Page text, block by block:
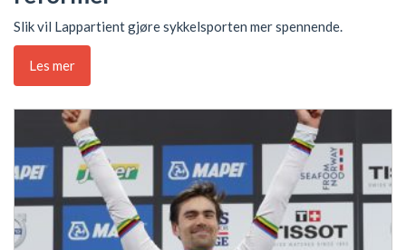
Slik vil Lappartient gjøre sykkelsporten mer spennende.
Les mer